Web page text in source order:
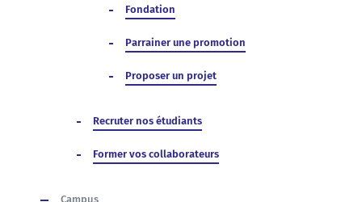
Fondation
Parrainer une promotion
Proposer un projet
Recruter nos étudiants
Former vos collaborateurs
Campus